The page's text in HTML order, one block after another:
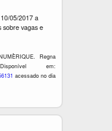
05/2017 a
sobre vagas e
Regna
em:
acessado no dia